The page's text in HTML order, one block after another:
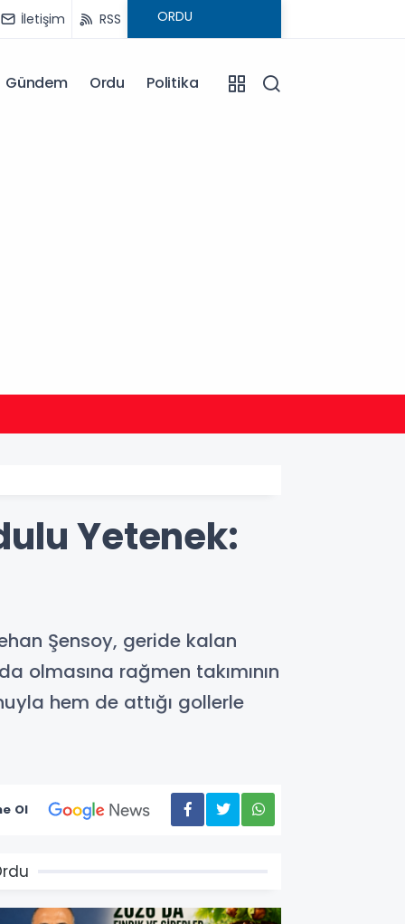
İletişim RSS
Gündem Ordu Politika
Yetenek:
Şensoy, geride kalan
olmasına rağmen takımının
hem de attığı gollerle
Ol